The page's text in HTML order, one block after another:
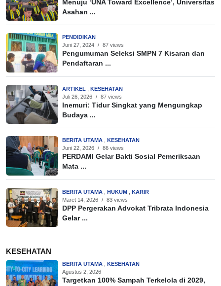
Menuju ‘UNA Toward Excellence’, Universitas
Asahan ...
PENDIDIKAN
Juni 27, 2024 / 87 views
Pengumuman Seleksi SMPN 7 Kisaran dan
Pendaftaran ...
ARTIKEL
KESEHATAN
Juli 26, 2026 / 87 views
Inemuri: Tidur Singkat yang Mengungkap
Budaya ...
BERITA UTAMA
KESEHATAN
Juni 22, 2026 / 86 views
PERDAMI Gelar Bakti Sosial Pemeriksaan
Mata ...
BERITA UTAMA HUKUM
KARIR
Maret 14, 2026 / 83 views
DPP Pergerakan Advokat Tribrata Indonesia
Gelar ...
KESEHATAN
BERITA UTAMA
KESEHATAN
Agustus 2, 2026
Targetkan 100% Sampah Terkelola di 2029,